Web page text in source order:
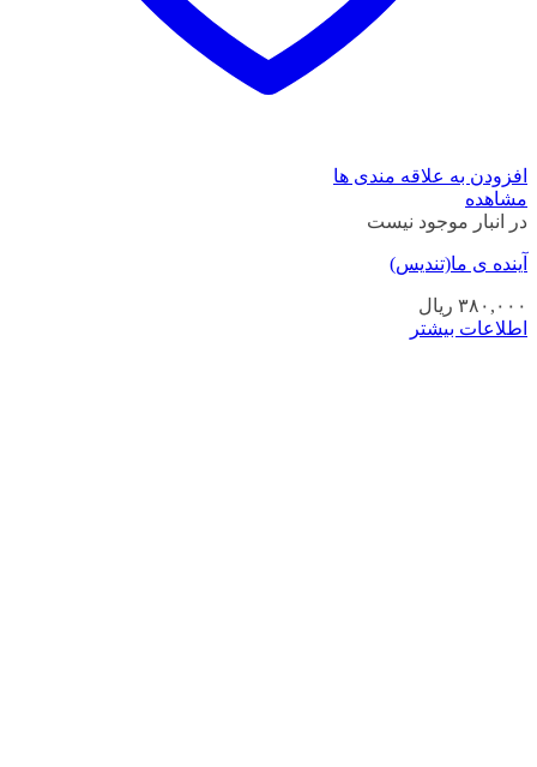
افزودن به علاقه مندی ها
مشاهده
در انبار موجود نیست
آینده ی ما(تندیس)
۳۸۰,۰۰۰ ریال
اطلاعات بیشتر